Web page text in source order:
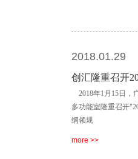
2018.01.29
创汇隆重召开
2018年1月15日，
多功能室隆重召开
纲领规
more >>